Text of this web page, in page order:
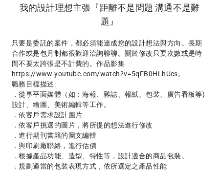
我的設計理想主張『距離不是問題 溝通不是難
題』
只要是委託的案件，都必須能達成您的設計想法與方向。長期
合作或是包月制都很歡迎洽詢聊聊。關於修改只要次數或是時
間不要太誇張是不計費的。作品影集
https://www.youtube.com/watch?v=5qFB0HLhUcs。
職務目標描述:
．從事平面媒體（如：海報、雜誌、報紙、包裝、廣告看板等)
設計、繪圖、美術編輯等工作。
．依客戶需求設計圖片
．依客戶挑選的圖片，將所提的想法進行修改
．進行期刊書籍的圖文編輯
．與印刷廠聯絡，進行估價
．根據產品功能、造型、特性等，設計適合的商品包裝。
．規劃適當的包裝表現方式，依所選定之產品性能